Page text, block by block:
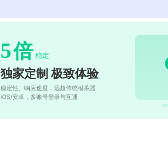
5倍 稳定
独家定制 极致体验
稳定性、响应速度，远超传统模拟器
iOS/安卓，多账号登录与互通